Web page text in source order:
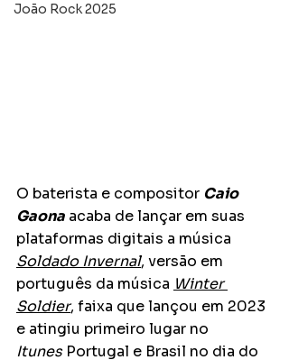
João Rock 2025
O baterista e compositor Caio
Gaona acaba de lançar em suas
plataformas digitais a música
Soldado Invernal, versão em
português da música Winter
Soldier, faixa que lançou em 2023
e atingiu primeiro lugar no
Itunes Portugal e Brasil no dia do